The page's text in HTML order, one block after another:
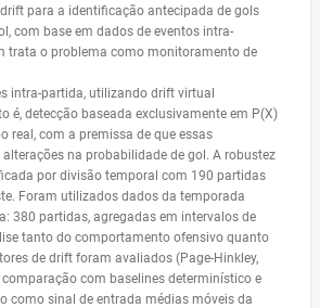
para a identificação antecipada de gols
com base em dados de eventos intra-
trata o problema como monitoramento de
intra-partida, utilizando drift virtual
é, detecção baseada exclusivamente em P(X)
real, com a premissa de que essas
na probabilidade de gol. A robustez
por divisão temporal com 190 partidas
Foram utilizados dados da temporada
380 partidas, agregadas em intervalos de
tanto do comportamento ofensivo quanto
de drift foram avaliados (Page-Hinkley,
comparação com baselines determinístico e
como sinal de entrada médias móveis da